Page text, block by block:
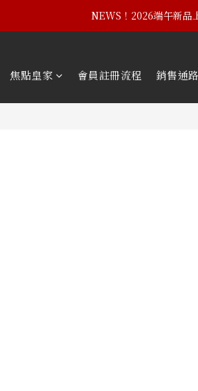
NEWS！黃埔建校102週年
NEWS！2026端午新品
焦點皇家 會員註冊流程 銷售通路